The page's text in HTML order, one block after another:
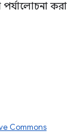
পর্যালোচনা করা
Commons